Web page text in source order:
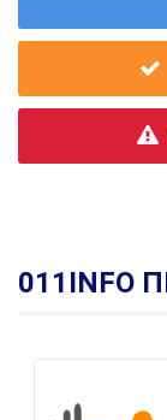
011INFO